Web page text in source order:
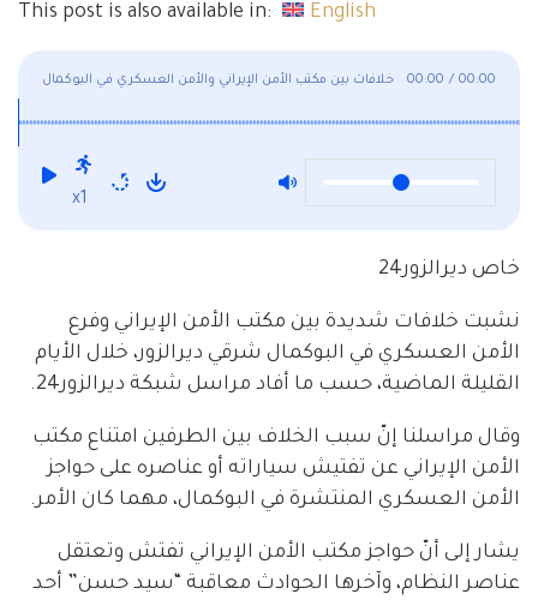
This post is also available in: English
خلافات بين مكتب الأمن الإيراني والأمن العسكري في البوكمال 00:00 / 00:00
x1
خاص ديرالزور24
نشبت خلافات شديدة بين مكتب الأمن الإيراني وفرع
الأمن العسكري في البوكمال شرقي ديرالزور، خلال الأيام
القليلة الماضية، حسب ما أفاد مراسل شبكة ديرالزور24.
وقال مراسلنا إنّ سبب الخلاف بين الطرفين امتناع مكتب
الأمن الإيراني عن تفتيش سياراته أو عناصره على حواجز
الأمن العسكري المنتشرة في البوكمال، مهما كان الأمر.
يشار إلى أنّ حواجز مكتب الأمن الإيراني تفتش وتعتقل
عناصر النظام، وآخرها الحوادث معاقبة “سيد حسن” أحد